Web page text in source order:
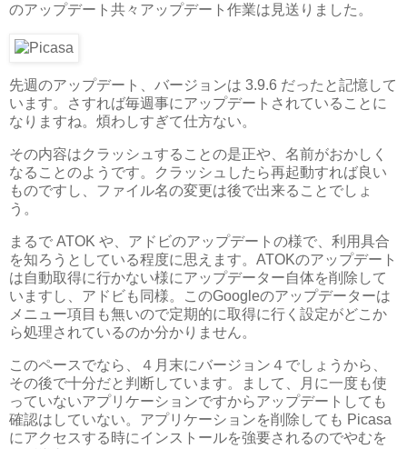
のアップデート共々アップデート作業は見送りました。
先週のアップデート、バージョンは 3.9.6 だったと記憶して
います。さすれば毎週事にアップデートされていることに
なりますね。煩わしすぎて仕方ない。
その内容はクラッシュすることの是正や、名前がおかしく
なることのようです。クラッシュしたら再起動すれば良い
ものですし、ファイル名の変更は後で出来ることでしょ
う。
まるで ATOK や、アドビのアップデートの様で、利用具合
を知ろうとしている程度に思えます。ATOKのアップデート
は自動取得に行かない様にアップデーター自体を削除して
いますし、アドビも同様。このGoogleのアップデーターは
メニュー項目も無いので定期的に取得に行く設定がどこか
ら処理されているのか分かりません。
このペースでなら、４月末にバージョン４でしょうから、
その後で十分だと判断しています。まして、月に一度も使
っていないアプリケーションですからアップデートしても
確認はしていない。アプリケーションを削除しても Picasa
にアクセスする時にインストールを強要されるのでやむを